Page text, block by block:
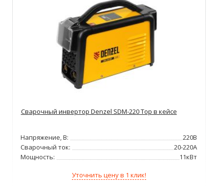
Сварочный инвертор Denzel SDM-220 Top в кейсе
Напряжение, В:
220В
Сварочный ток:
20-220А
Мощность:
11кВт
Уточнить цену в 1 клик!